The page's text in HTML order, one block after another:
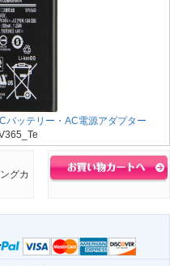
バッテリー・AC電源アダプター
グカ